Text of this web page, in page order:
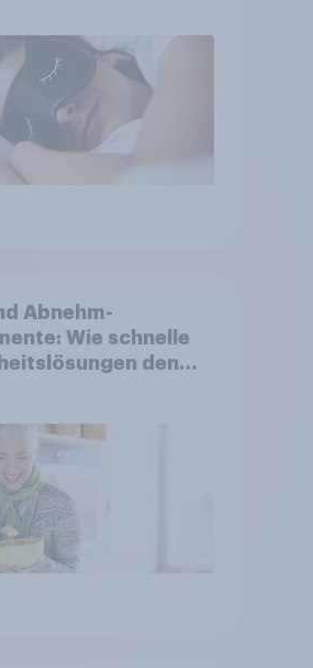
Abnehm-
Wie schnelle
den